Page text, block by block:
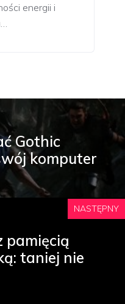
energii i
Gothic
komputer
NASTĘPNY
pamięcią
taniej nie